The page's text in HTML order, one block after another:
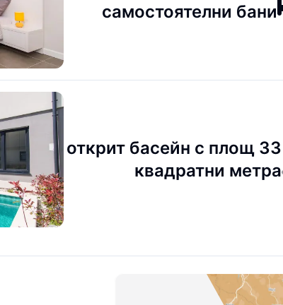
самостоятелни бани
открит басейн с площ 33
квадратни метра